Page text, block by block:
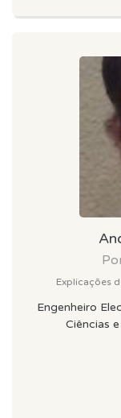
Explicações
Engenheiro
Ciências